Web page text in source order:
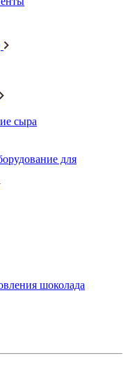
сыра
для
шоколада